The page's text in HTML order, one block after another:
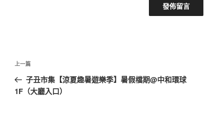
文
導
覽
上
一
篇
上一篇
子丑市集【涼夏趣暑遊樂季】暑假檔期@中和環球
1F（大廳入口）